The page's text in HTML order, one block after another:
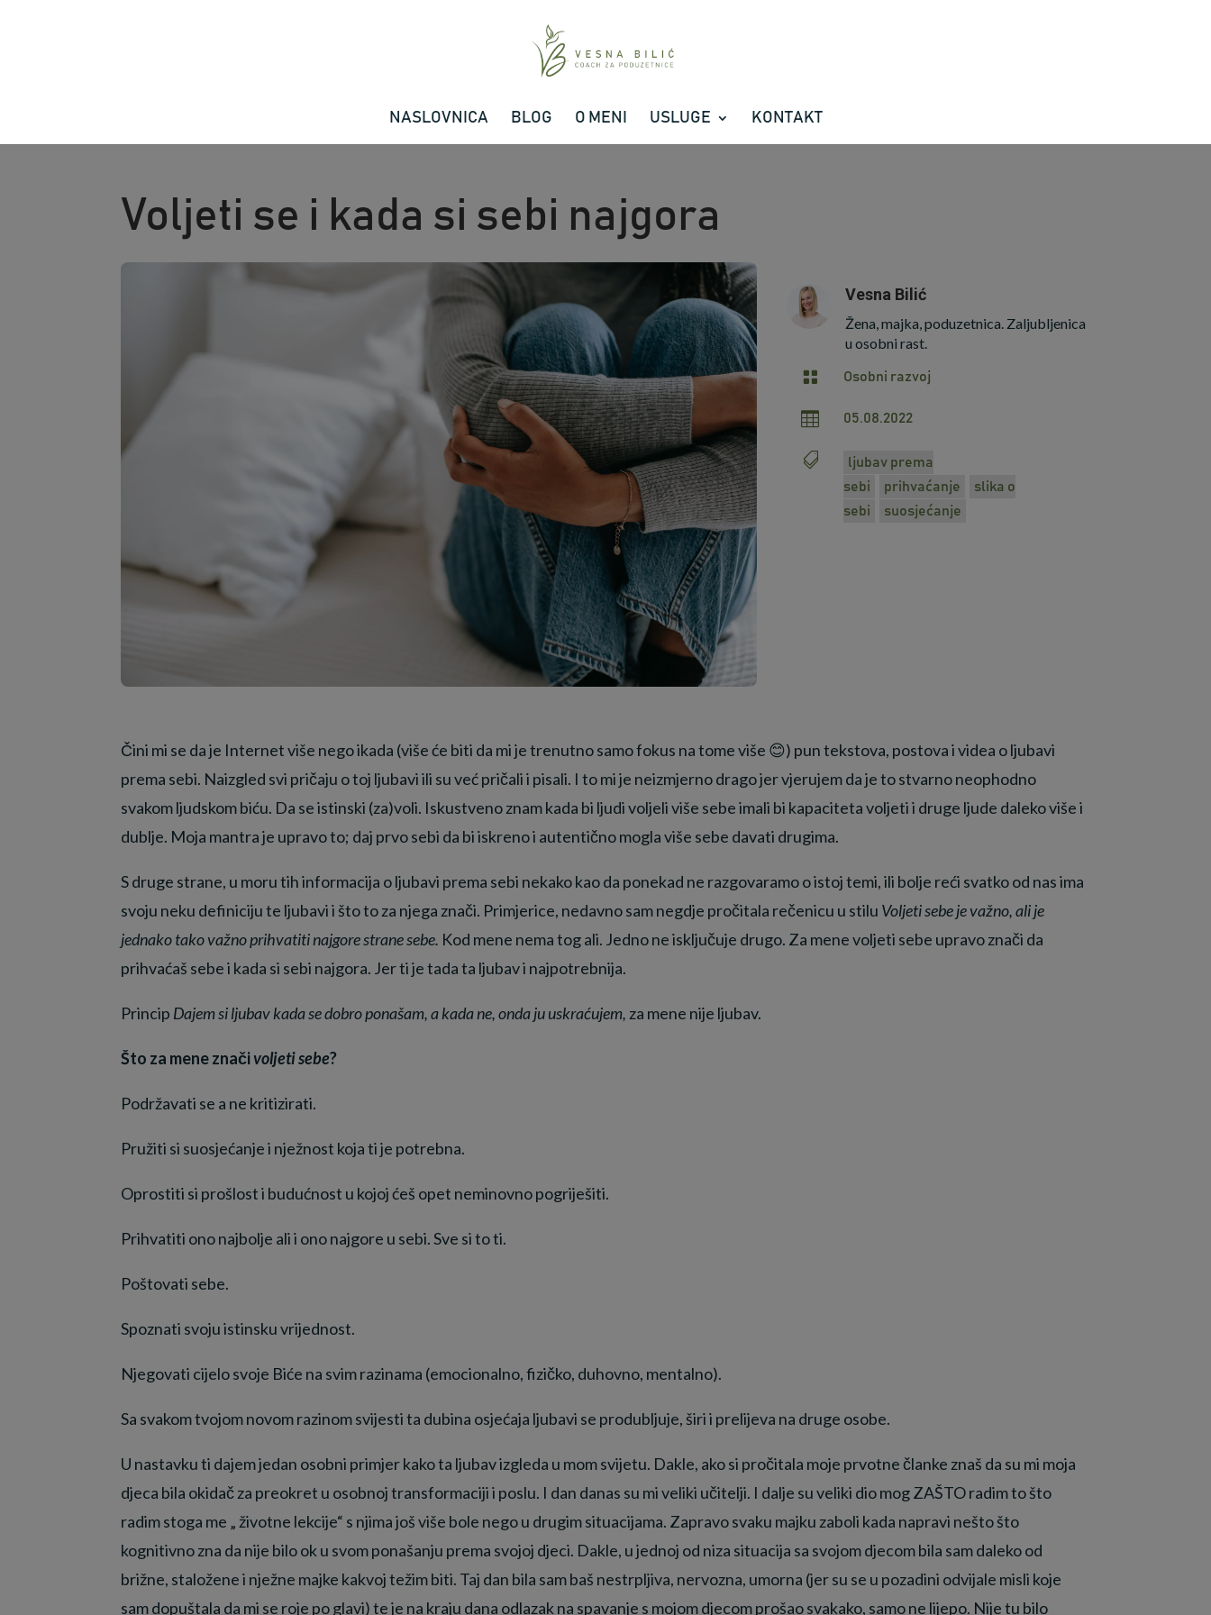
NASLOVNICA BLOG O MENI USLUGE KONTAKT
Voljeti se i kada si sebi najgora
Vesna Bilić
Žena, majka, poduzetnica. Zaljubljenica
u osobni rast.
 Osobni razvoj
 05.08.2022

ljubav prema
sebi
prihvaćanje
slika o
sebi
suosjećanje
Čini mi se da je Internet više nego ikada (više će biti da mi je trenutno samo fokus na tome više 😊) pun tekstova, postova i videa o ljubavi
prema sebi. Naizgled svi pričaju o toj ljubavi ili su već pričali i pisali. I to mi je neizmjerno drago jer vjerujem da je to stvarno neophodno
svakom ljudskom biću. Da se istinski (za)voli. Iskustveno znam kada bi ljudi voljeli više sebe imali bi kapaciteta voljeti i druge ljude daleko više i
dublje. Moja mantra je upravo to; daj prvo sebi da bi iskreno i autentično mogla više sebe davati drugima.
S druge strane, u moru tih informacija o ljubavi prema sebi nekako kao da ponekad ne razgovaramo o istoj temi, ili bolje reći svatko od nas ima
svoju neku definiciju te ljubavi i što to za njega znači. Primjerice, nedavno sam negdje pročitala rečenicu u stilu Voljeti sebe je važno, ali je
jednako tako važno prihvatiti najgore strane sebe. Kod mene nema tog ali. Jedno ne isključuje drugo. Za mene voljeti sebe upravo znači da
prihvaćaš sebe i kada si sebi najgora. Jer ti je tada ta ljubav i najpotrebnija.
Princip Dajem si ljubav kada se dobro ponašam, a kada ne, onda ju uskraćujem, za mene nije ljubav.
Što za mene značivoljeti sebe?
Podržavati se a ne kritizirati.
Pružiti si suosjećanje i nježnost koja ti je potrebna.
Oprostiti si prošlost i budućnost u kojoj ćeš opet neminovno pogriješiti.
Prihvatiti ono najbolje ali i ono najgore u sebi. Sve si to ti.
Poštovati sebe.
Spoznati svoju istinsku vrijednost.
Njegovati cijelo svoje Biće na svim razinama (emocionalno, fizičko, duhovno, mentalno).
Sa svakom tvojom novom razinom svijesti ta dubina osjećaja ljubavi se produbljuje, širi i prelijeva na druge osobe.
U nastavku ti dajem jedan osobni primjer kako ta ljubav izgleda u mom svijetu. Dakle, ako si pročitala moje prvotne članke znaš da su mi moja
djeca bila okidač za preokret u osobnoj transformaciji i poslu. I dan danas su mi veliki učitelji. I dalje su veliki dio mog ZAŠTO radim to što
radim stoga me „ životne lekcije“ s njima još više bole nego u drugim situacijama. Zapravo svaku majku zaboli kada napravi nešto što
kognitivno zna da nije bilo ok u svom ponašanju prema svojoj djeci. Dakle, u jednoj od niza situacija sa svojom djecom bila sam daleko od
brižne, staložene i nježne majke kakvoj težim biti. Taj dan bila sam baš nestrpljiva, nervozna, umorna (jer su se u pozadini odvijale misli koje
sam dopuštala da mi se roje po glavi) te je na kraju dana odlazak na spavanje s mojom djecom prošao svakako, samo ne lijepo. Nije tu bilo